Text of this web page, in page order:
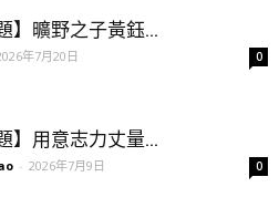
】曠野之子黃鈺...
年7月20日 0
】用意志力丈量...
- 2026年7月9日 0